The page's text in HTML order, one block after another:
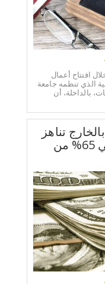
افتتاح أعمال
الذي تنظمه جامعة
بالداخلة، أن
تناهز
7 الاف مليون دينار.. وتغطي 65% من